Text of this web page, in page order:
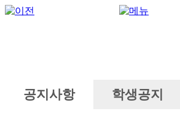
공지사항 학생공지